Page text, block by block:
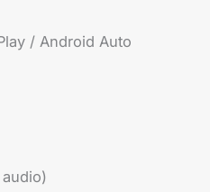
/ Android Auto